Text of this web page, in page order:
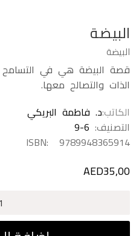
البيضة
البيضة
قصة البيضة هي في التسامح
الذات والتصالح معها.
الكاتبد. فاطمة البريكي
التصنيف: 9-6
ISBN:
9789948365914
AED35,00